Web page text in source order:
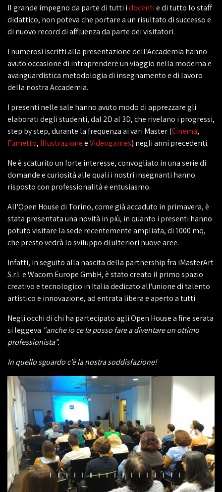
Il grande impegno da parte di tutti idocentie di tutto lo staff
didattico, non poteva che portare a un risultato di successo e
di nuovo record di affluenza da parte dei visitatori.
I numerosi iscritti alla presentazione dell’Accademia hanno
avuto occasione di intraprendere un viaggio nella moderna e
avanguardistica metodologia di insegnamento e di lavoro
della nostra Accademia.
I presenti nelle sale hanno avuto modo di apprezzare gli
elaborati degli studenti, dal 2D al 3D, che rivelano i progressi,
step by step, durante la frequenza ai vari Master (Cinema,
Fumetto, IllustrazioneeVideogames) negli anni precedenti.
Ne è scaturito un forte interesse, convogliato in una serie di
domande e curiosità alle quali i nostri insegnanti hanno
risposto con professionalità e entusiasmo.
All'Open House di Torino, come già accaduto in primavera, è
stata presentata una novità in più, in quanto i presenti hanno
potuto visitare la sede recentemente ampliata, di 1000 mq,
che presto vedrà lo sviluppo di ulteriori nuove aree.
Infatti, in seguito alla nascita della partnership fra iMasterArt
S.r.l. e Wacom Europe GmbH, è stato creato il primo spazio
creativo e tecnologico in Italia dedicato all'unione di talento
artistico e innovazione, ad entrata libera e aperto a tutti.
Negli occhi di chi ha partecipato agli Open House a fine serata
si leggeva "anche io ce la posso fare a diventare un ottimo
professionista".
In quello sguardo c’è la nostra soddisfazione!